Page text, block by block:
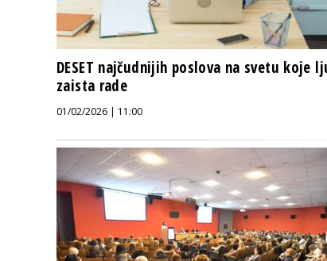
DESET najčudnijih poslova na svetu koje
zaista rade
01/02/2026 | 11:00